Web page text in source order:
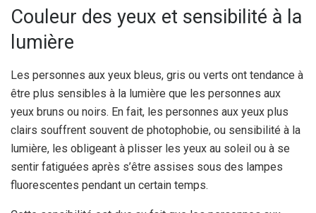
Couleur des yeux et sensibilité à la
lumière
Les personnes aux yeux bleus, gris ou verts ont tendance à
être plus sensibles à la lumière que les personnes aux
yeux bruns ou noirs. En fait, les personnes aux yeux plus
clairs souffrent souvent de photophobie, ou sensibilité à la
lumière, les obligeant à plisser les yeux au soleil ou à se
sentir fatiguées après s’être assises sous des lampes
fluorescentes pendant un certain temps.